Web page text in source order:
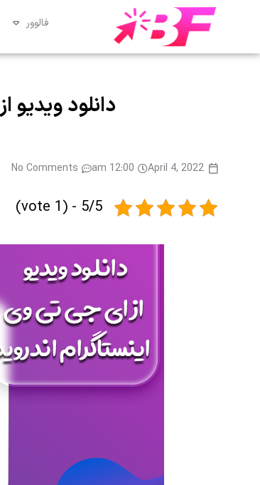
فالوور
دانلود ویدیو
April 4, 2022
12:00 am
No Comments
5/5 - (1 vote)